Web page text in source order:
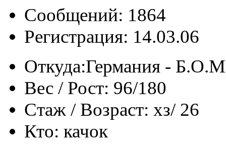
Сообщений: 1864
Регистрация: 14.03.06
Откуда:Германия -
Вес / Рост: 96/180
Стаж / Возраст: хз/ 26
Кто: качок